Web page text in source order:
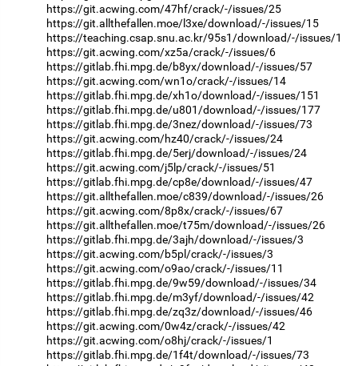
https://git.acwing.com/47hf/crack/-/issues/25
https://git.allthefallen.moe/l3xe/download/-/issues/15
https://teaching.csap.snu.ac.kr/95s1/download/-/issues/1
https://git.acwing.com/xz5a/crack/-/issues/6
https://gitlab.fhi.mpg.de/b8yx/download/-/issues/57
https://git.acwing.com/wn1o/crack/-/issues/14
https://gitlab.fhi.mpg.de/xh1o/download/-/issues/151
https://gitlab.fhi.mpg.de/u801/download/-/issues/177
https://gitlab.fhi.mpg.de/3nez/download/-/issues/73
https://git.acwing.com/hz40/crack/-/issues/24
https://gitlab.fhi.mpg.de/5erj/download/-/issues/24
https://git.acwing.com/j5lp/crack/-/issues/51
https://gitlab.fhi.mpg.de/cp8e/download/-/issues/47
https://git.allthefallen.moe/c839/download/-/issues/26
https://git.acwing.com/8p8x/crack/-/issues/67
https://git.allthefallen.moe/t75m/download/-/issues/26
https://gitlab.fhi.mpg.de/3ajh/download/-/issues/3
https://git.acwing.com/b5pl/crack/-/issues/3
https://git.acwing.com/o9ao/crack/-/issues/11
https://gitlab.fhi.mpg.de/9w59/download/-/issues/34
https://gitlab.fhi.mpg.de/m3yf/download/-/issues/42
https://gitlab.fhi.mpg.de/zq3z/download/-/issues/46
https://git.acwing.com/0w4z/crack/-/issues/42
https://git.acwing.com/o8hj/crack/-/issues/1
https://gitlab.fhi.mpg.de/1f4t/download/-/issues/73